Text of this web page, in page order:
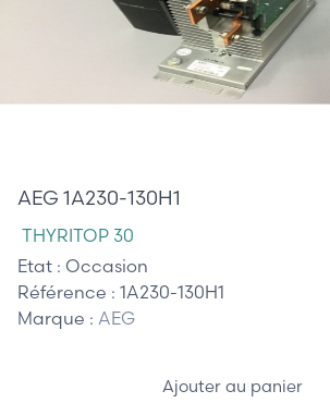
AEG 1A230-130H1
THYRITOP 30
Etat : Occasion
Référence : 1A230-130H1
Marque : AEG
Ajouter au panier